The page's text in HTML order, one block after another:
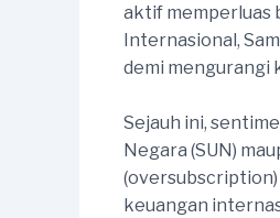
aktif memperluas
Internasional,
demi mengurangi
Sejauh ini,
Negara (SUN)
keuangan